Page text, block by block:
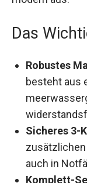
Das
Robustes
besteht aus
die
Sicheres 3-
auch in
Komplett-